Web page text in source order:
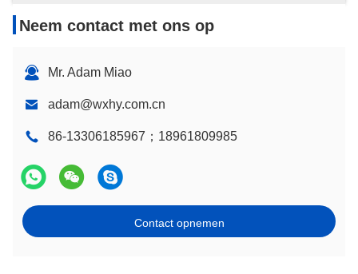
Neem contact met ons op
Mr. Adam Miao
adam@wxhy.com.cn
86-13306185967；18961809985
Contact opnemen